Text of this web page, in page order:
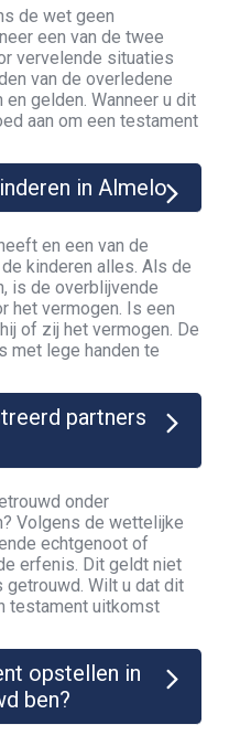
de wet geen
een van de twee
vervelende situaties
van de overledene
gelden. Wanneer u dit
aan om een testament
in Almelo
en een van de
kinderen alles. Als de
is de overblijvende
het vermogen. Is een
of zij het vermogen. De
met lege handen te
partners
onder
Volgens de wettelijke
echtgenoot of
erfenis. Dit geldt niet
getrouwd. Wilt u dat dit
testament uitkomst
opstellen in
ben?